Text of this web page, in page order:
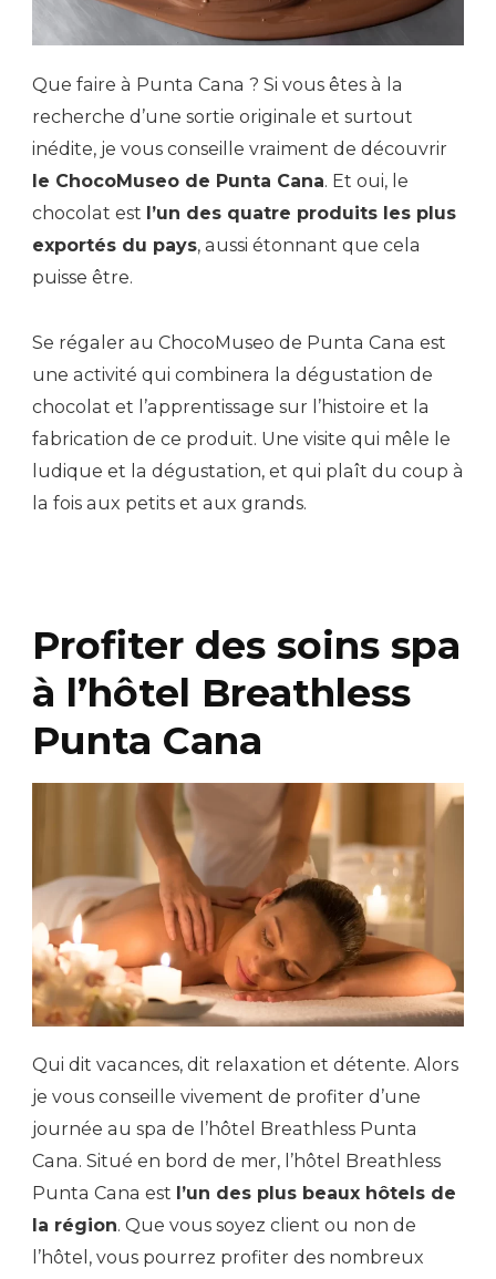
Que faire à Punta Cana ? Si vous êtes à la
recherche d’une sortie originale et surtout
inédite, je vous conseille vraiment de découvrir
le ChocoMuseo de Punta Cana. Et oui, le
chocolat est l’un des quatre produits les plus
exportés du pays, aussi étonnant que cela
puisse être.
Se régaler au ChocoMuseo de Punta Cana est
une activité qui combinera la dégustation de
chocolat et l’apprentissage sur l’histoire et la
fabrication de ce produit. Une visite qui mêle le
ludique et la dégustation, et qui plaît du coup à
la fois aux petits et aux grands.
Profiter des soins spa
à l’hôtel Breathless
Punta Cana
Qui dit vacances, dit relaxation et détente. Alors
je vous conseille vivement de profiter d’une
journée au spa de l’hôtel Breathless Punta
Cana. Situé en bord de mer, l’hôtel Breathless
Punta Cana est l’un des plus beaux hôtels de
la région. Que vous soyez client ou non de
l’hôtel, vous pourrez profiter des nombreux